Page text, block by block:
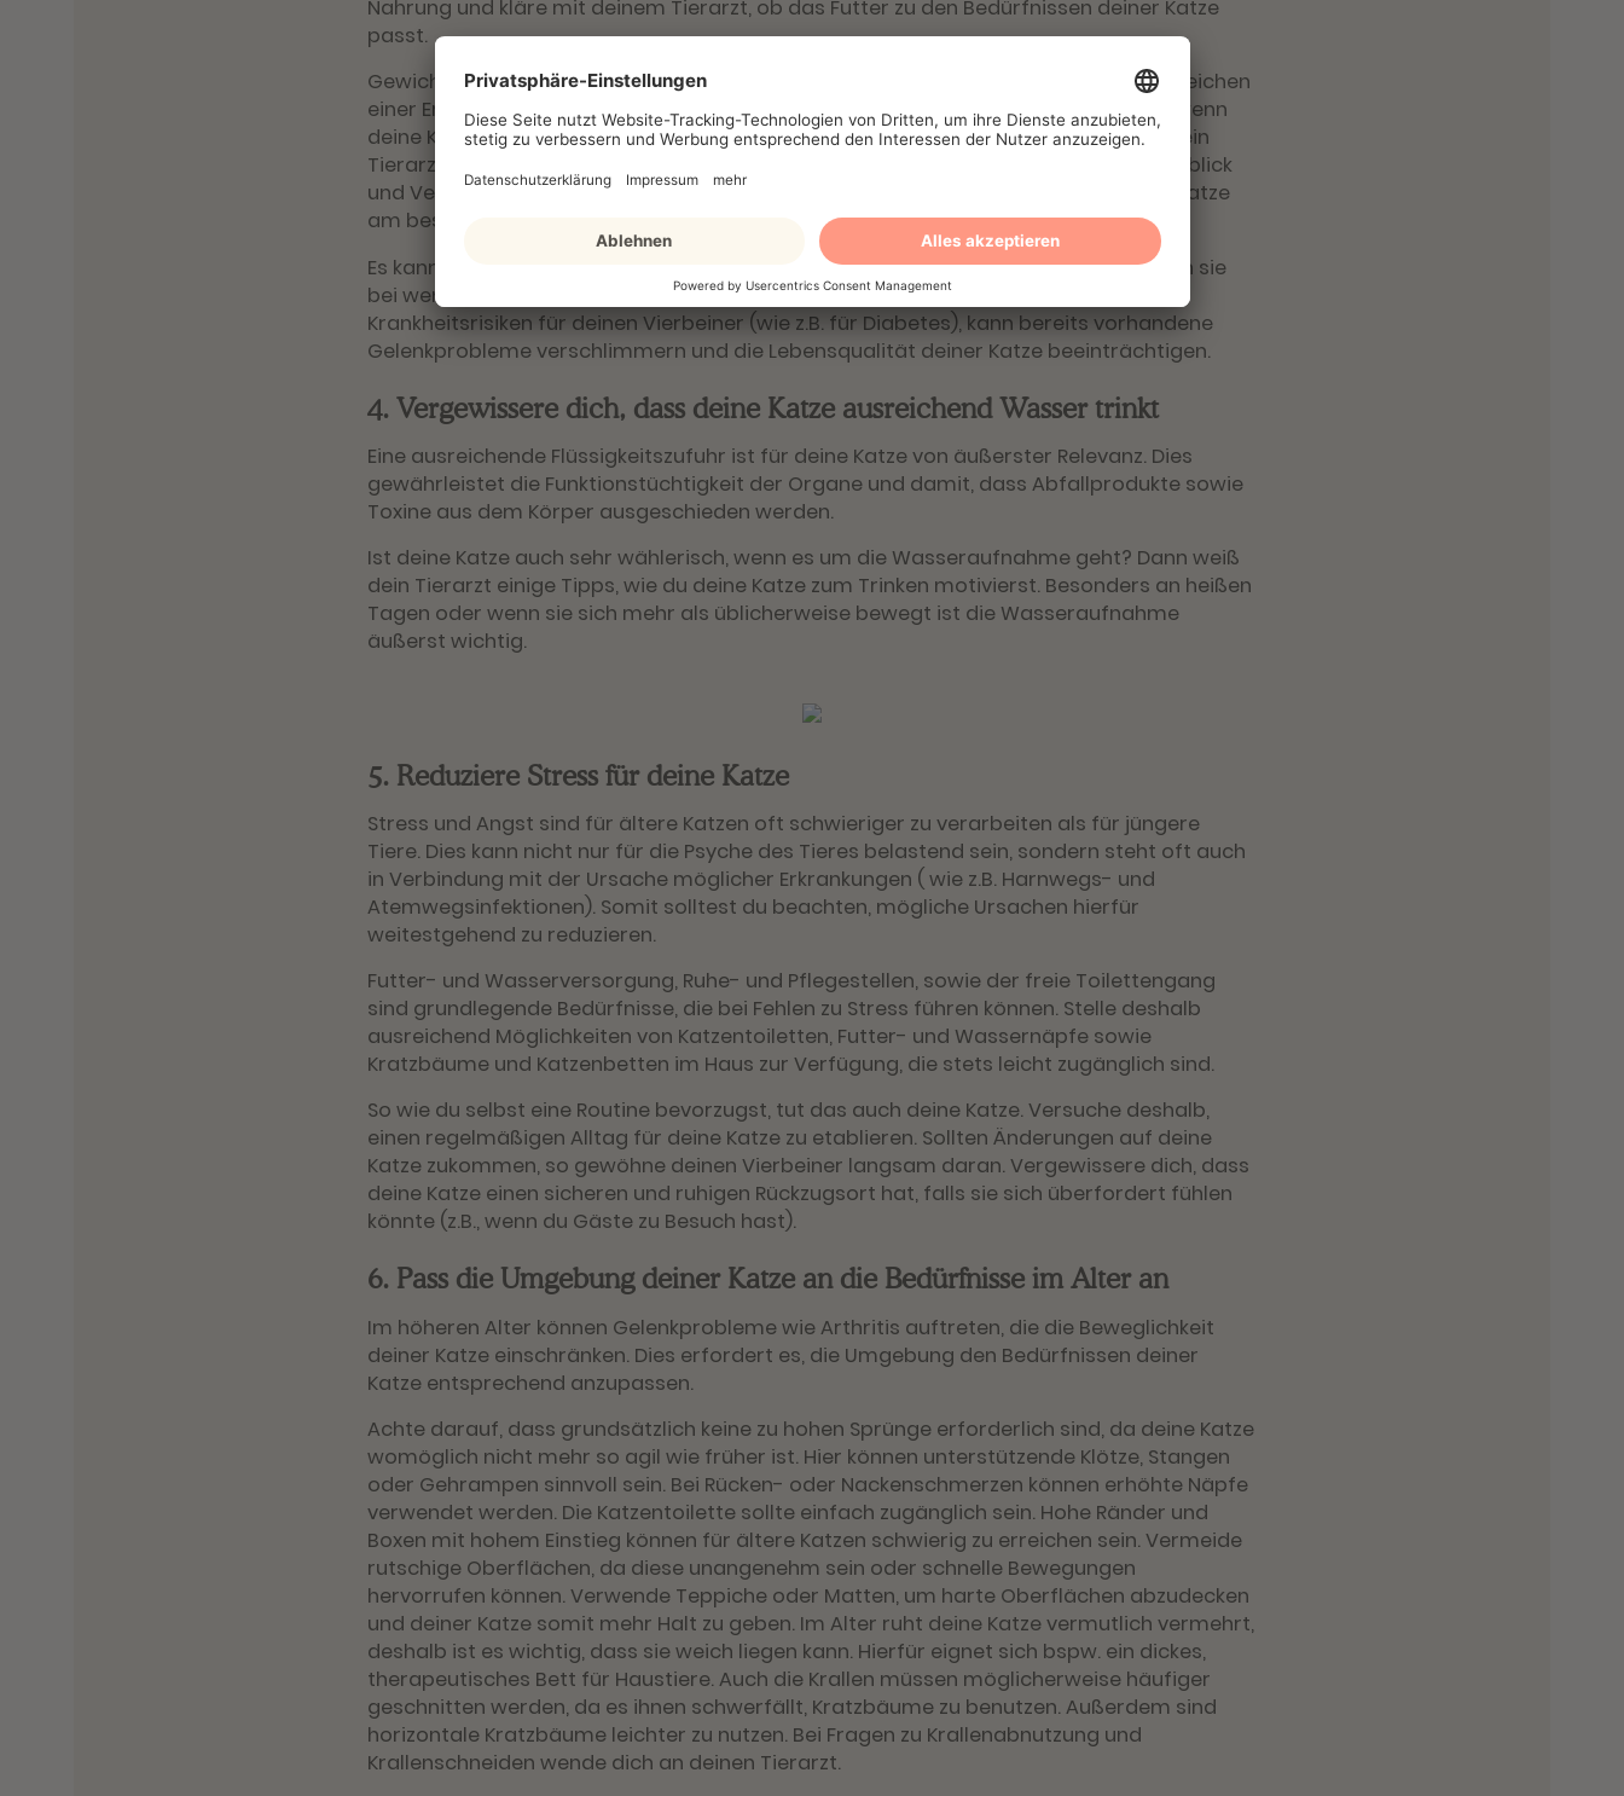
Nahrung und kläre mit deinem Tierarzt, ob das Futter zu den Bedürfnissen deiner Katze
passt.
Gewichtsverlust ist ein häufiges Problem bei älteren Katzen. Er ist oft ein erstes Anzeichen
einer Erkrankung und steht häufig sogar in Verbindung mit gesteigertem Appetit (wenn
deine Katze beispielsweise unter Schilddrüsenüberfunktion oder Diabetes leidet). Dein
Tierarzt wiegt deine Katze bei den Routineuntersuchungen und hat stets einen Überblick
und Vergleich zu vorhergehenden Besuchen. Sprich ihn bei Gewichtsverlust deiner Katze
am besten gleich an.
Es kann ebenso sein, dass ältere Katzen an Gewicht zunehmen. Dies geschieht, wenn sie
bei weniger Aktivität die gleiche Kalorienzahl aufnehmen. Dies birgt gewisse
Krankheitsrisiken für deinen Vierbeiner (wie z.B. für Diabetes), kann bereits vorhandene
Gelenkprobleme verschlimmern und die Lebensqualität deiner Katze beeinträchtigen.
4. Vergewissere dich, dass deine Katze ausreichend Wasser trinkt
Eine ausreichende Flüssigkeitszufuhr ist für deine Katze von äußerster Relevanz. Dies
gewährleistet die Funktionstüchtigkeit der Organe und damit, dass Abfallprodukte sowie
Toxine aus dem Körper ausgeschieden werden.
Ist deine Katze auch sehr wählerisch, wenn es um die Wasseraufnahme geht? Dann weiß
dein Tierarzt einige Tipps, wie du deine Katze zum Trinken motivierst. Besonders an heißen
Tagen oder wenn sie sich mehr als üblicherweise bewegt ist die Wasseraufnahme
äußerst wichtig.
5. Reduziere Stress für deine Katze
Stress und Angst sind für ältere Katzen oft schwieriger zu verarbeiten als für jüngere
Tiere. Dies kann nicht nur für die Psyche des Tieres belastend sein, sondern steht oft auch
in Verbindung mit der Ursache möglicher Erkrankungen ( wie z.B. Harnwegs- und
Atemwegsinfektionen). Somit solltest du beachten, mögliche Ursachen hierfür
weitestgehend zu reduzieren.
Futter- und Wasserversorgung, Ruhe- und Pflegestellen, sowie der freie Toilettengang
sind grundlegende Bedürfnisse, die bei Fehlen zu Stress führen können. Stelle deshalb
ausreichend Möglichkeiten von Katzentoiletten, Futter- und Wassernäpfe sowie
Kratzbäume und Katzenbetten im Haus zur Verfügung, die stets leicht zugänglich sind.
So wie du selbst eine Routine bevorzugst, tut das auch deine Katze. Versuche deshalb,
einen regelmäßigen Alltag für deine Katze zu etablieren. Sollten Änderungen auf deine
Katze zukommen, so gewöhne deinen Vierbeiner langsam daran. Vergewissere dich, dass
deine Katze einen sicheren und ruhigen Rückzugsort hat, falls sie sich überfordert fühlen
könnte (z.B., wenn du Gäste zu Besuch hast).
6. Pass die Umgebung deiner Katze an die Bedürfnisse im Alter an
Im höheren Alter können Gelenkprobleme wie Arthritis auftreten, die die Beweglichkeit
deiner Katze einschränken. Dies erfordert es, die Umgebung den Bedürfnissen deiner
Katze entsprechend anzupassen.
Achte darauf, dass grundsätzlich keine zu hohen Sprünge erforderlich sind, da deine Katze
womöglich nicht mehr so agil wie früher ist. Hier können unterstützende Klötze, Stangen
oder Gehrampen sinnvoll sein. Bei Rücken- oder Nackenschmerzen können erhöhte Näpfe
verwendet werden. Die Katzentoilette sollte einfach zugänglich sein. Hohe Ränder und
Boxen mit hohem Einstieg können für ältere Katzen schwierig zu erreichen sein. Vermeide
rutschige Oberflächen, da diese unangenehm sein oder schnelle Bewegungen
hervorrufen können. Verwende Teppiche oder Matten, um harte Oberflächen abzudecken
und deiner Katze somit mehr Halt zu geben. Im Alter ruht deine Katze vermutlich vermehrt,
deshalb ist es wichtig, dass sie weich liegen kann. Hierfür eignet sich bspw. ein dickes,
therapeutisches Bett für Haustiere. Auch die Krallen müssen möglicherweise häufiger
geschnitten werden, da es ihnen schwerfällt, Kratzbäume zu benutzen. Außerdem sind
horizontale Kratzbäume leichter zu nutzen. Bei Fragen zu Krallenabnutzung und
Krallenschneiden wende dich an deinen Tierarzt.